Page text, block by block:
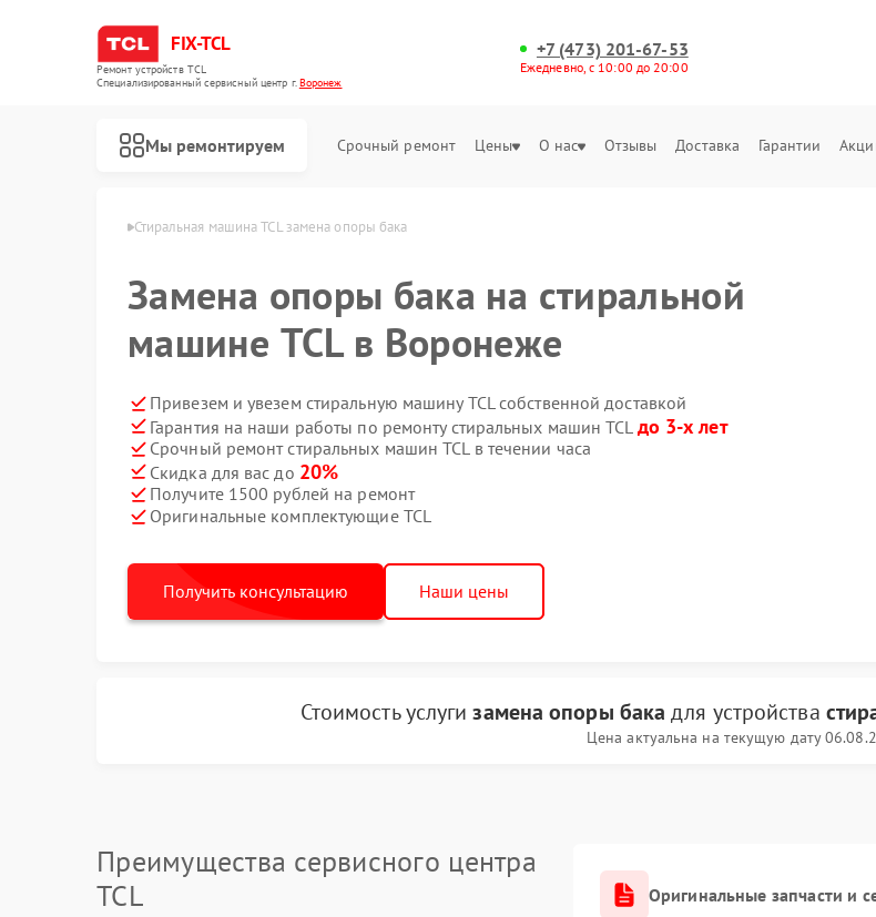
FIX-TCL
Ремонт устройств TCL
Специализированный cервисный центр г.Воронеж
+7 (473) 201-67-53
Ежедневно, с 10:00 до 20:00
Мы ремонтируем Срочный ремонт Цены О нас Отзывы Доставка Гарантии
Стиральная машина TCL замена опоры бака
Замена опоры бака на стиральной
машине TCL в Воронеже
Привезем и увезем стиральную машину TCL собственной доставкой
Гарантия на наши работы по ремонту стиральных машин TCL до 3-х лет
Срочный ремонт стиральных машин TCL в течении часа
Скидка для вас до 20%
Получите 1500 рублей на ремонт
Оригинальные комплектующие TCL
Получить консультацию Наши цены
Стоимость услугизамена опоры бака для устройства
Цена актуальна на текущую дату
Преимущества сервисного центра
TCL
Оригинальные запчасти и